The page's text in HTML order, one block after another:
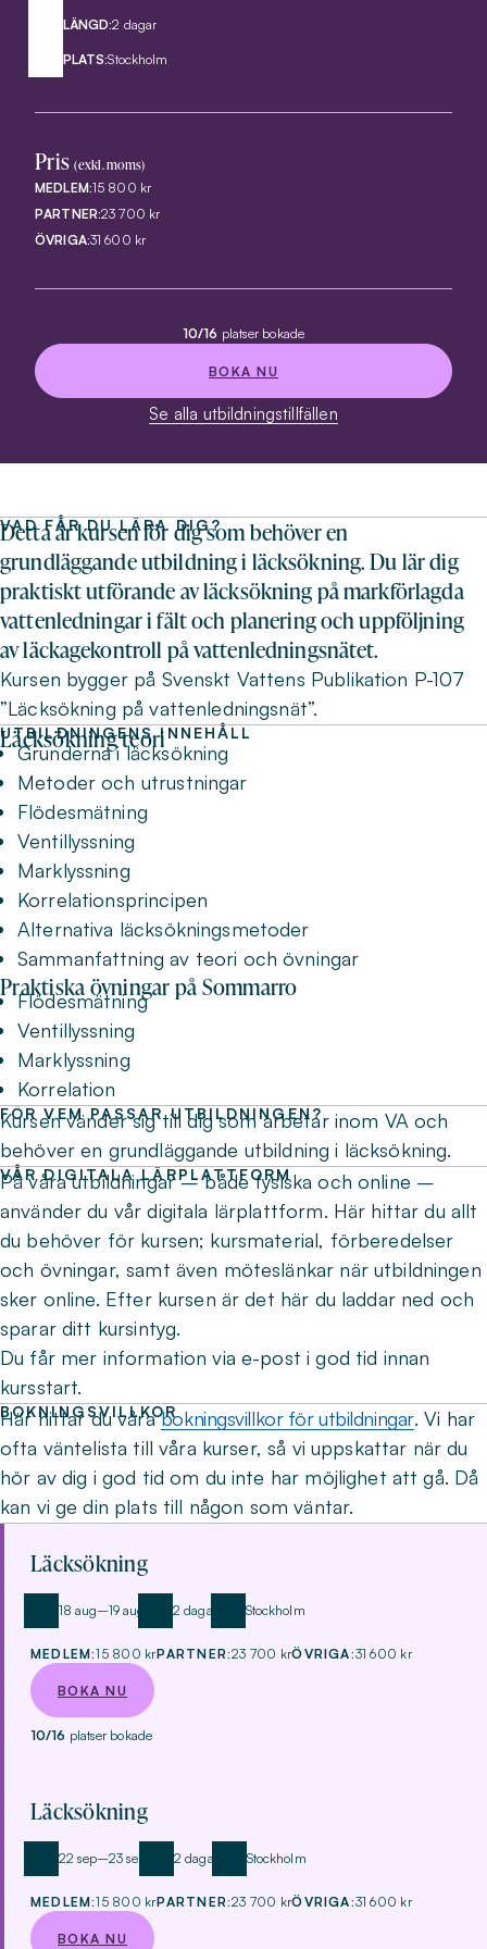
LÄNGD:2 dagar
PLATS:Stockholm
Pris(exkl. moms)
MEDLEM:15 800 kr
PARTNER:23 700 kr
ÖVRIGA:31 600 kr
10/16 platser bokade
BOKA NU
Se alla utbildningstillfällen
VAD FÅR DU LÄRA DIG?
Detta är kursen för dig som behöver en
grundläggande utbildning i läcksökning. Du lär dig
praktiskt utförande av läcksökning på markförlagda
vattenledningar i fält och planering och uppföljning
av läckagekontroll på vattenledningsnätet.
Kursen bygger på Svenskt Vattens Publikation P-107
”Läcksökning på vattenledningsnät”.
UTBILDNINGENS INNEHÅLL
Läcksökning teori
Grunderna i läcksökning
Metoder och utrustningar
Flödesmätning
Ventillyssning
Marklyssning
Korrelationsprincipen
Alternativa läcksökningsmetoder
Sammanfattning av teori och övningar
Praktiska övningar på Sommarro
Flödesmätning
Ventillyssning
Marklyssning
Korrelation
FÖR VEM PASSAR UTBILDNINGEN?
Kursen vänder sig till dig som arbetar inom VA och
behöver en grundläggande utbildning i läcksökning.
VÅR DIGITALA LÄRPLATTFORM
På våra utbildningar – både fysiska och online –
använder du vår digitala lärplattform. Här hittar du allt
du behöver för kursen; kursmaterial, förberedelser
och övningar, samt även möteslänkar när utbildningen
sker online. Efter kursen är det här du laddar ned och
sparar ditt kursintyg.
Du får mer information via e-post i god tid innan
kursstart.
BOKNINGSVILLKOR
Här hittar du vårabokningsvillkor för utbildningar. Vi har
ofta väntelista till våra kurser, så vi uppskattar när du
hör av dig i god tid om du inte har möjlighet att gå. Då
kan vi ge din plats till någon som väntar.
Läcksökning
18 aug–19 aug 2 dagar Stockholm
MEDLEM:15 800 krPARTNER:23 700 krÖVRIGA:31 600 kr
BOKA NU
10/16 platser bokade
Läcksökning
22 sep–23 sep 2 dagar Stockholm
MEDLEM:15 800 krPARTNER:23 700 krÖVRIGA:31 600 kr
BOKA NU